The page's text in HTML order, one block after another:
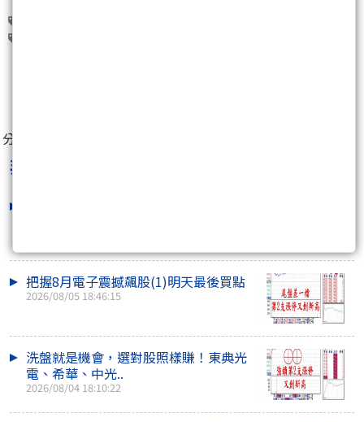
分享至：
非凡贏家李健明
把握8月電子震撼飆股(1)明天最後買點
2026/08/05 18:46:15
洗盤就是機會，選對股照樣賺！東典光
電、希華、中光..
2026/08/04 18:10:22